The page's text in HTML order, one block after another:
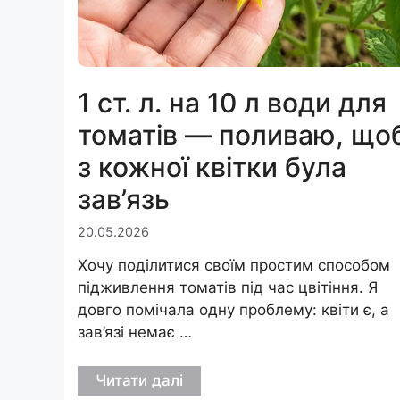
1 ст. л. на 10 л води для
томатів — поливаю,
з кожної квітки була
зав’язь
20.05.2026
Хочу поділитися своїм простим способом
підживлення томатів під час цвітіння. Я
довго помічала одну проблему: квіти є, а
зав’язі немає …
Читати далі